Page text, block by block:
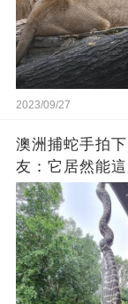
2023/09/27
澳洲捕蛇手拍
友：它居然能